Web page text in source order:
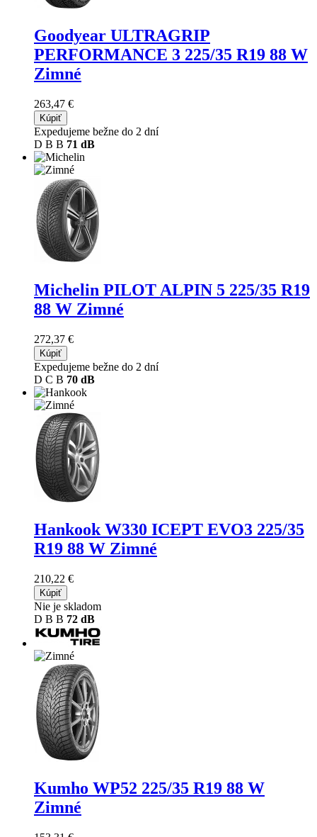
Goodyear ULTRAGRIP
PERFORMANCE 3 225/35 R19 88 W
Zimné
263,47 €
Kúpiť
Expedujeme bežne do 2 dní
D B B 71 dB
Michelin PILOT ALPIN 5 225/35 R19
88 W Zimné
272,37 €
Kúpiť
Expedujeme bežne do 2 dní
D C B 70 dB
Hankook W330 ICEPT EVO3 225/35
R19 88 W Zimné
210,22 €
Kúpiť
Nie je skladom
D B B 72 dB
Kumho WP52 225/35 R19 88 W
Zimné